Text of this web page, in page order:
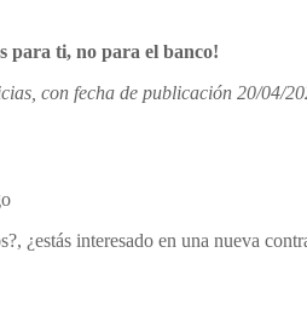
para ti, no para el banco!
con fecha de publicación 20/04/
¿estás interesado en una nueva